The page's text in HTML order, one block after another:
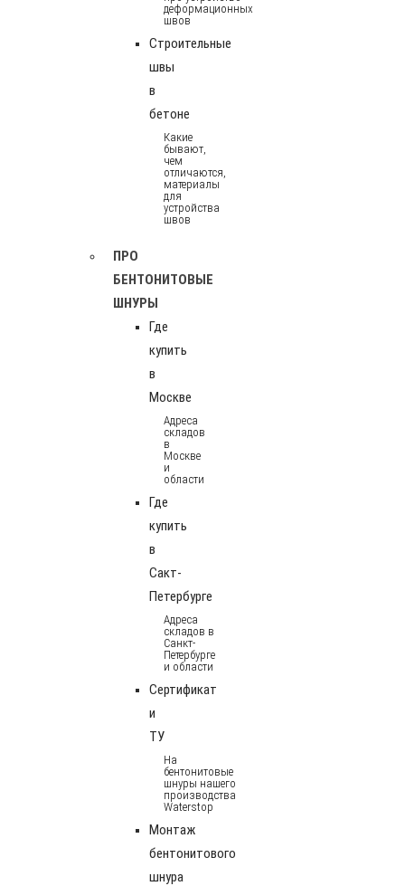
деформационных
швов
Строительные
швы
в
бетоне
Какие
бывают,
чем
отличаются,
материалы
для
устройства
швов
ПРО
БЕНТОНИТОВЫЕ
ШНУРЫ
Где
купить
в
Москве
Адреса
складов
в
Москве
и
области
Где
купить
в
Сакт-
Петербурге
Адреса
складов в
Санкт-
Петербурге
и области
Сертификат
и
ТУ
На
бентонитовые
шнуры нашего
производства
Waterstop
Монтаж
бентонитового
шнура